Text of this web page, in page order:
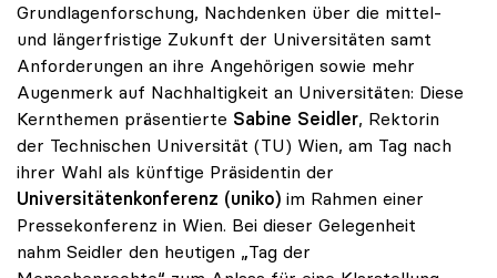
Grundlagenforschung, Nachdenken über die mittel-
und längerfristige Zukunft der Universitäten samt
Anforderungen an ihre Angehörigen sowie mehr
Augenmerk auf Nachhaltigkeit an Universitäten: Diese
Kernthemen präsentierte Sabine Seidler, Rektorin
der Technischen Universität (TU) Wien, am Tag nach
ihrer Wahl als künftige Präsidentin der
Universitätenkonferenz (uniko) im Rahmen einer
Pressekonferenz in Wien. Bei dieser Gelegenheit
nahm Seidler den heutigen „Tag der